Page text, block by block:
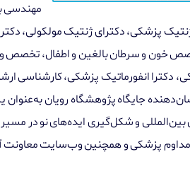
مهندسی
پزشکی، دکترای ژنتیک مولکولی،
خون و سرطان بالغین و اطفال،
جایگاه پژوهشگاه رویان
بین‌المللی و شکل‌گیری ایده‌های نو در
مداوم پزشکی و همچنین وب‌سایت